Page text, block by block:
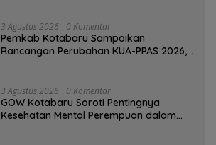
3 Agustus 2026 0 Komentar
Pemkab Kotabaru Sampaikan
Rancangan Perubahan KUA-PPAS 2026,
3 Agustus 2026 0 Komentar
GOW Kotabaru Soroti Pentingnya
Kesehatan Mental Perempuan dalam